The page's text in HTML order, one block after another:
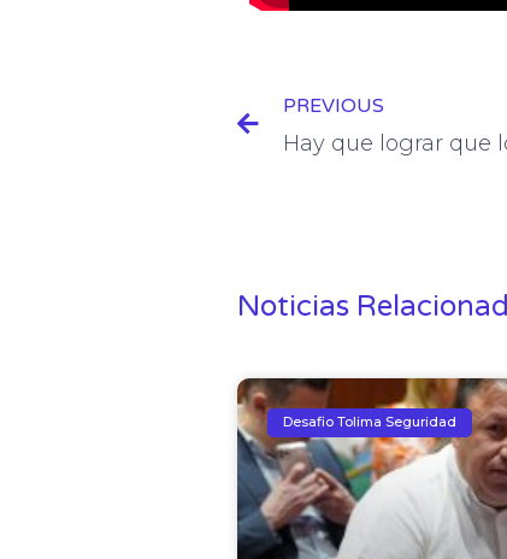
PREVIOUS
Noticias
Desafio Tolima Seguridad